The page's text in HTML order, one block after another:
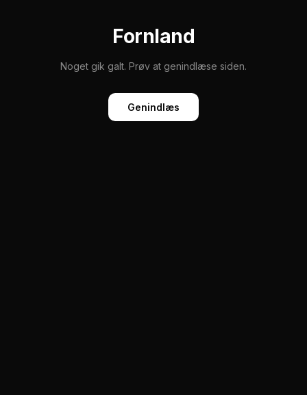
Fornland
Noget gik galt. Prøv at genindlæse siden.
Genindlæs